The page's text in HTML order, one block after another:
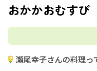
おかかおむすび
瀬尾幸子さんの料理っ